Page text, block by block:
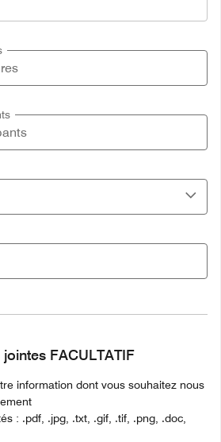
FACULTATIF
information dont vous souhaitez nous
: .pdf, .jpg, .txt, .gif, .tif, .png, .doc,